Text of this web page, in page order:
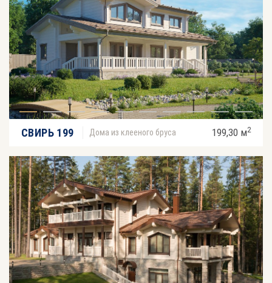
СВИРЬ 199 Дома из клееного бруса 199,30 м2